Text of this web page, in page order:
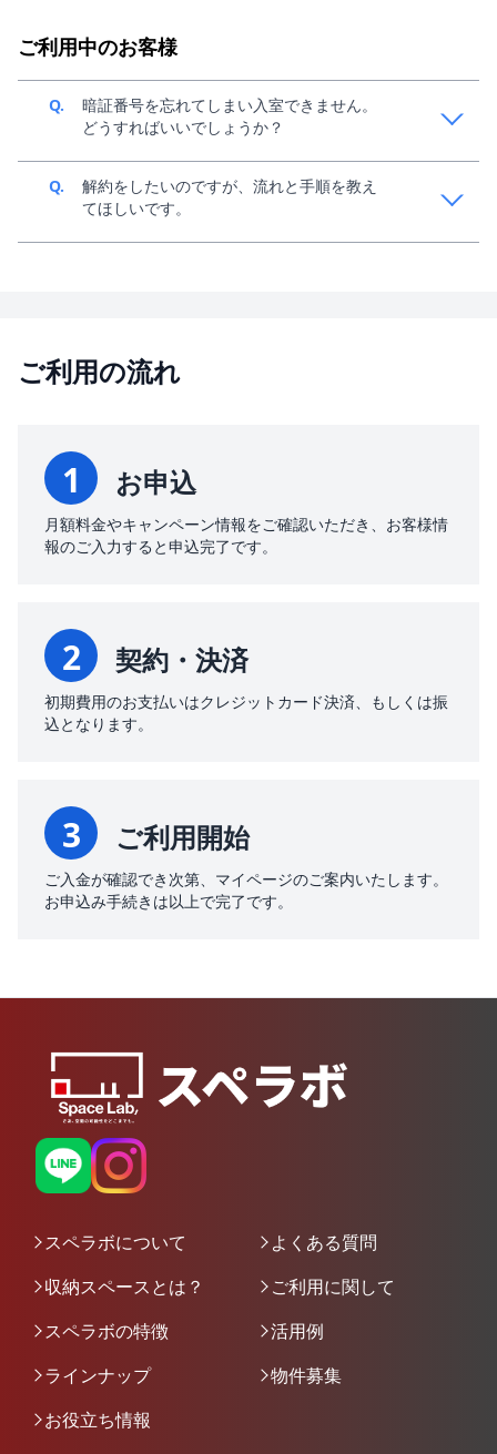
み・ご契約につきましては、
ご利用中のお客様
Q.
暗証番号を忘れてしまい入室できません。
どうすればいいでしょうか？
A.
約2~3営業日程度お時間をいただき、現地にて解錠作
業を行います。別途費用がかかる場合がございます。
Q.
解約をしたいのですが、流れと手順を教え
てほしいです。
ご利用の流れ
1 お申込
月額料金やキャンペーン情報をご確認いただき、お客様情
報のご入力すると申込完了です。
2 契約・決済
初期費用のお支払いはクレジットカード決済、もしくは振
込となります。
3 ご利用開始
ご入金が確認でき次第、マイページのご案内いたします。
お申込み手続きは以上で完了です。
スペラボについて
よくある質問
収納スペースとは？
ご利用に関して
スペラボの特徴
活用例
ラインナップ
物件募集
お役立ち情報